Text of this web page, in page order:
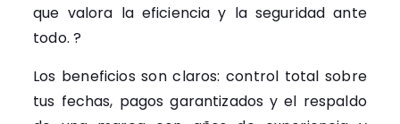
que valora la eficiencia y la seguridad ante
todo. ?
Los beneficios son claros: control total sobre
tus fechas, pagos garantizados y el respaldo